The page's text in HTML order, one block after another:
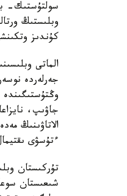
وبلىستىڭ
كۇندىز وتكىنشى
الماتى
جەرلەردە
جاۋىپ،
الاتاۋىنىڭ
ءتۇسۋى
تۇركىستان